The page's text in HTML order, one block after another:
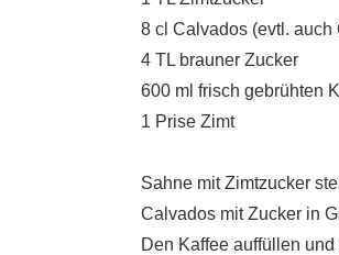
8 cl Calvados (evtl. auch
4 TL brauner Zucker
600 ml frisch gebrühten
1 Prise Zimt
Sahne mit Zimtzucker
Calvados mit Zucker in
Den Kaffee auffüllen